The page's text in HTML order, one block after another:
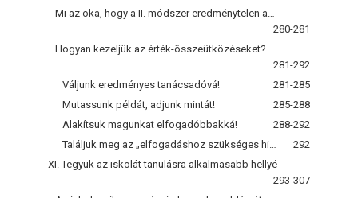
280-281
Hogyan kezeljük az érték-összeütközéseket?
281-292
Váljunk eredményes tanácsadóvá!
281-285
Mutassunk példát, adjunk mintát!
285-288
Alakítsuk magunkat elfogadóbbakká!
288-292
292
XI. Tegyük az iskolát tanulásra alkalmasabb hellyé
293-307